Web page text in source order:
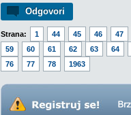
Odgovori
Strana: 1 44 45 46 47
59
60 61 62 63 64
76
77 78 1963